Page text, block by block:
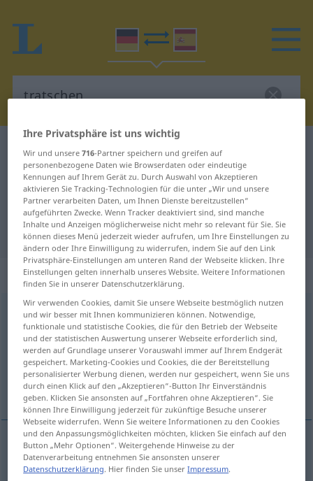
Deutsch-Spanisch Wörterbuch tratschen
Deutsch-Spanisch Übersetzung für
"tratschen"
"tratschen" Spanisch Übersetzung
„tratschen“: intransitives Verb
tratschenv/i UMG
Übersicht aller Übersetzungen
(Für mehr Details die Übersetzung anklicken/antippen)
chismorrear, cotillear
chismorrear,cotillear tratschen UMG
Ihre Privatsphäre ist uns wichtig
Wir und unsere716-Partner speichern und greifen auf
personenbezogene Daten wie Browserdaten oder eindeutige
Kennungen auf Ihrem Gerät zu. Durch Auswahl von Akzeptieren
aktivieren Sie Tracking-Technologien für die unter „Wir und unsere
Partner verarbeiten Daten, um Ihnen Dienste bereitzustellen“
aufgeführten Zwecke. Wenn Tracker deaktiviert sind, sind manche
Inhalte und Anzeigen möglicherweise nicht mehr so relevant für Sie. Sie
können dieses Menü jederzeit wieder aufrufen, um Ihre Einstellungen zu
ändern oder Ihre Einwilligung zu widerrufen, indem Sie auf den Link
Privatsphäre-Einstellungen am unteren Rand der Webseite klicken. Ihre
Einstellungen gelten innerhalb unseres Website. Weitere Informationen
finden Sie in unserer Datenschutzerklärung.
Wir verwenden Cookies, damit Sie unsere Webseite bestmöglich nutzen
und wir besser mit Ihnen kommunizieren können. Notwendige,
funktionale und statistische Cookies, die für den Betrieb der Webseite
und der statistischen Auswertung unserer Webseite erforderlich sind,
werden auf Grundlage unserer Vorauswahl immer auf Ihrem Endgerät
gespeichert. Marketing-Cookies und Cookies, die der Bereitstellung
personalisierter Werbung dienen, werden nur gespeichert, wenn Sie uns
durch einen Klick auf den „Akzeptieren“-Button Ihr Einverständnis
geben. Klicken Sie ansonsten auf „Fortfahren ohne Akzeptieren“. Sie
können Ihre Einwilligung jederzeit für zukünftige Besuche unserer
Webseite widerrufen. Wenn Sie weitere Informationen zu den Cookies
und den Anpassungsmöglichkeiten möchten, klicken Sie einfach auf den
Button „Mehr Optionen“. Weitergehende Hinweise zu der
Datenverarbeitung entnehmen Sie ansonsten unserer
Datenschutzerklärung. Hier finden Sie unserImpressum.